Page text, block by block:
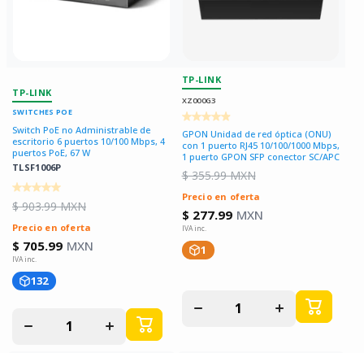
TP-LINK
SWITCHES POE
TLSF1006P
Switch PoE no Administrable de
escritorio 6 puertos 10/100 Mbps, 4
puertos PoE, 67 W
$ 903.99 MXN
Precio en oferta
$ 705.99 MXN
132
cantidad
Aumentar
cantidad
para
TP-LINK
XZ000G3
GPON Unidad de red óptica (ONU)
con 1 puerto RJ45 10/100/1000 Mbps,
1 puerto GPON SFP conector SC/APC
$ 355.99 MXN
Precio en oferta
$ 277.99 MXN
1
cantidad
Aumentar
cantidad
para